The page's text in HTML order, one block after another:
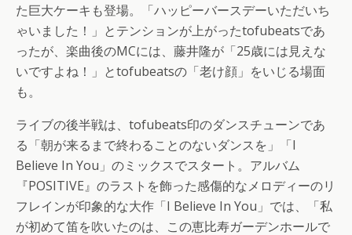
た巨大ケーキも登場。「ハッピーバースデーいただいち
ゃいました！」とテンションが上がったtofubeatsであ
ったが、楽曲後のMCには、藤井隆が「25歳には見えな
いですよね！」とtofubeatsの「老け顔」をいじる場面
も。
ライブの後半戦は、tofubeats印のダンスチューンであ
る「朝が来るまで終わることのないダンスを」「I
Believe In You」のミックスでスタート。アルバム
『POSITIVE』のラストを飾った感傷的なメロディーのリ
フレインが印象的な大作「I Believe In You」では、「私
が初めて笛を吹いたのは、この恵比寿ガーデンホールで